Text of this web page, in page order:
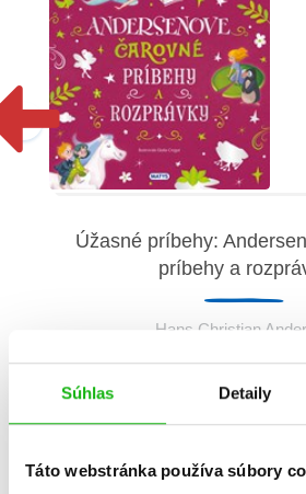
Súhlas Detaily
Táto webstránka používa súbory
Úžasné príbehy:
príbehy a
Hans Christian